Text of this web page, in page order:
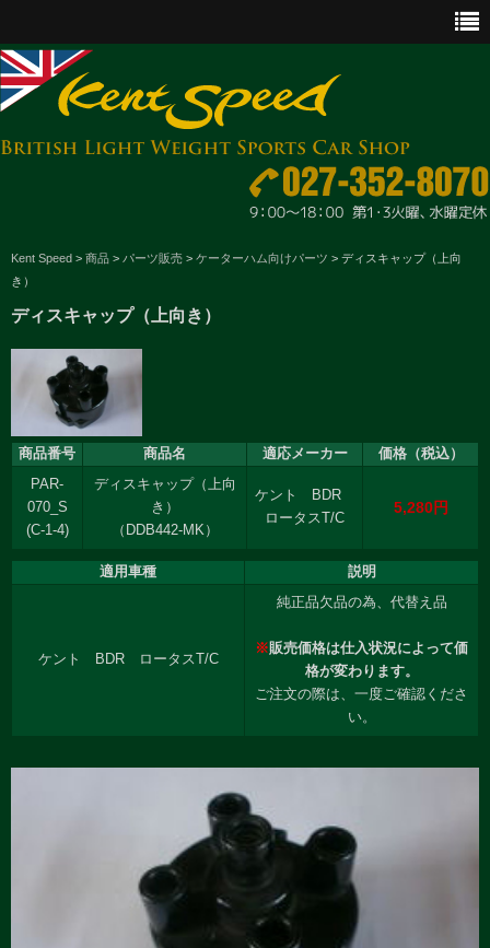
CAR SALES
PARTS
ENGINE MAINTENANCE
OTHER WORKS
GOODS & ACCESSORIES
OUTLINE
Kent Speed > 商品 > パーツ販売 > ケーターハム向けパーツ > ディスキャップ（上向
き）
ディスキャップ（上向き）
商品番号 商品名 適応メーカー
価格（税込）
PAR-
070_S
(C-1-4)
ディスキャップ（上向
き）
（DDB442-MK）
ケント BDR
ロータスT/C
5,280円
適用車種 説明
ケント BDR ロータスT/C
純正品欠品の為、代替え品
※販売価格は仕入状況によって価
格が変わります。
ご注文の際は、一度ご確認くださ
い。